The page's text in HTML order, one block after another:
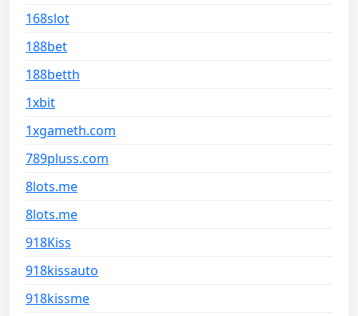
168slot
188bet
188betth
1xbit
1xgameth.com
789pluss.com
8lots.me
8lots.me
918Kiss
918kissauto
918kissme